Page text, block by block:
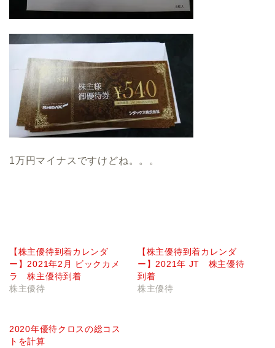
1万円マイナスですけどね。。。
【株主優待到着カレンダ
ー】2021年2月 ビックカメ
ラ 株主優待到着
株主優待
【株主優待到着カレンダ
ー】2021年 JT 株主優待
到着
株主優待
2020年優待クロスの総コス
トを計算